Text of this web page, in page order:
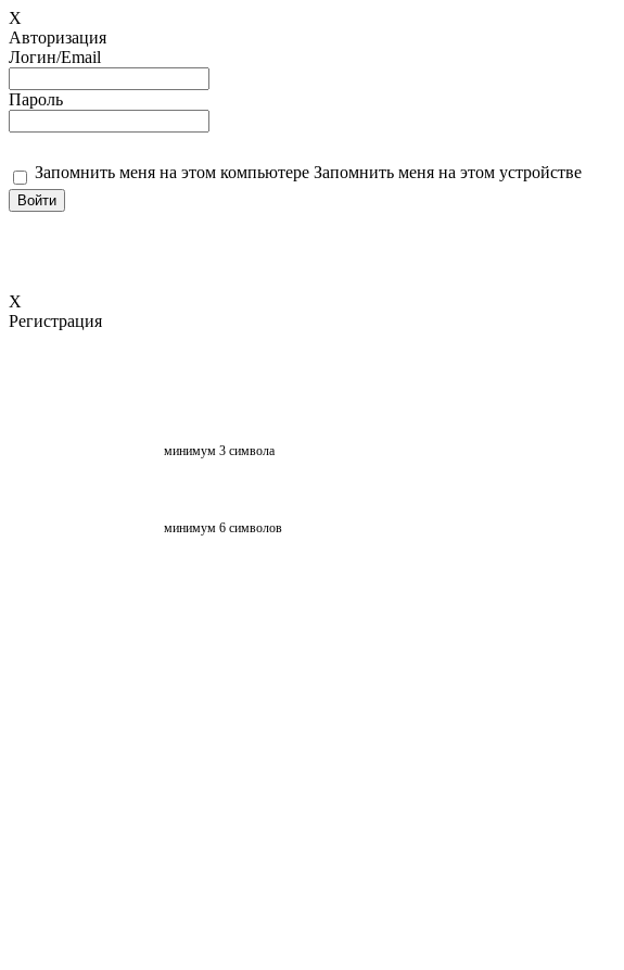
X
Авторизация
Логин/Email
Пароль
Запомнить меня на этом компьютере Запомнить меня на этом устройстве
X
Регистрация
минимум 3 символа
минимум 6 символов